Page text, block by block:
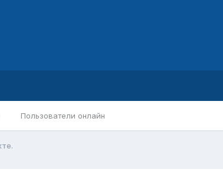
Пользователи онлайн